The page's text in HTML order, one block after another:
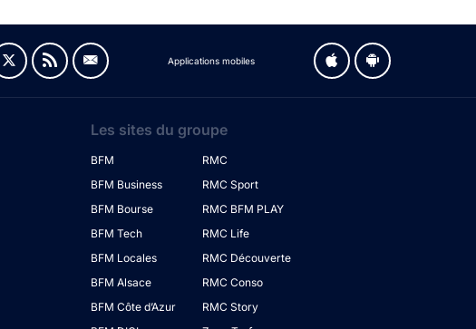
Applications mobiles
Les sites du groupe
BFM
BFM Business
BFM Bourse
BFM Tech
BFM Locales
BFM Alsace
BFM Côte d’Azur
RMC
RMC Sport
RMC BFM PLAY
RMC Life
RMC Découverte
RMC Conso
RMC Story